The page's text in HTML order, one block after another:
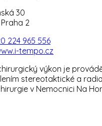
30
2
224 965 556
tempo.cz
výkon je
stereotaktické a
v Nemocnici Na